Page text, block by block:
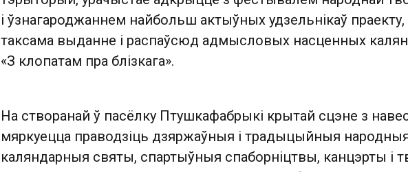
і ўзнагароджаннем найбольш актыўных удзельнікаў праекту,
таксама выданне і распаўсюд адмысловых насценных
«З клопатам пра блізкага».
На створанай ў пасёлку Птушкафабрыкі крытай сцэне з
мяркуецца праводзіць дзяржаўныя і традыцыйныя
каляндарныя святы, спартыўныя спаборніцтвы, канцэрты і